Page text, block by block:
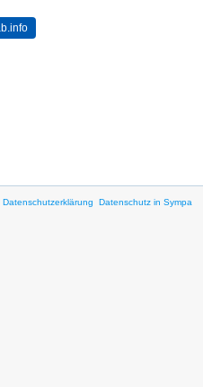
Datenschutzerklärung Datenschutz in Sympa